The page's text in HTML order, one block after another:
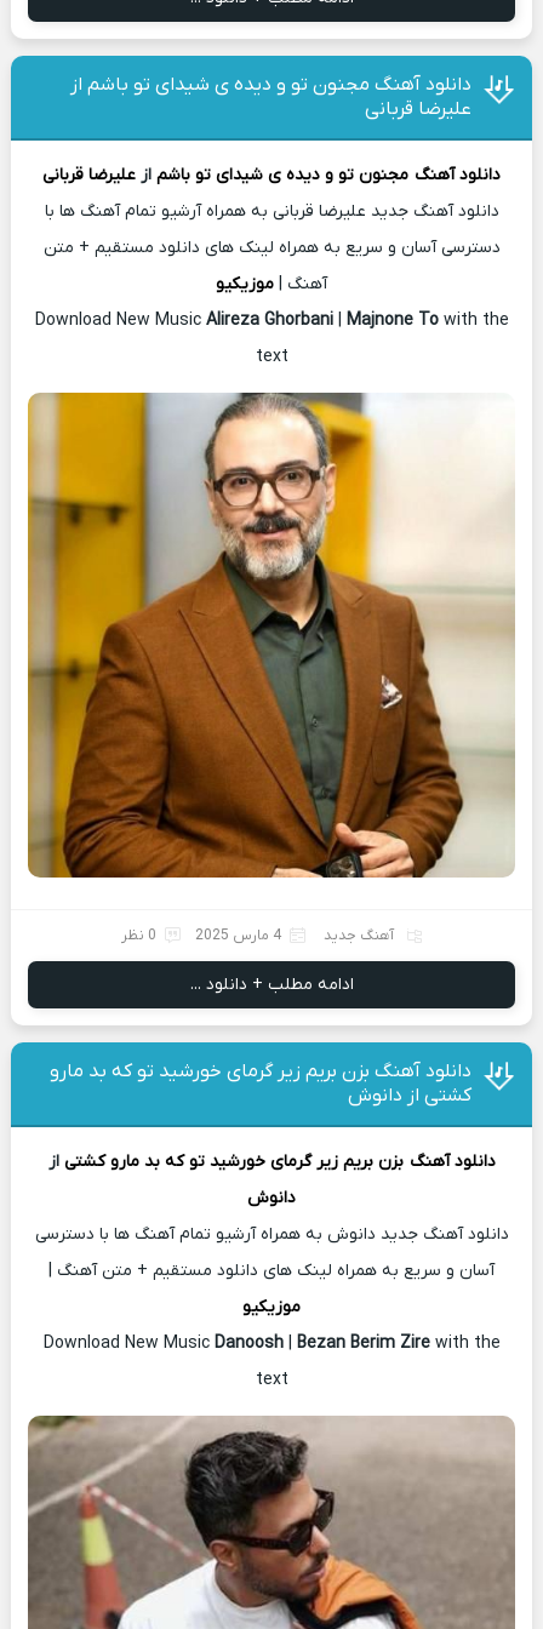
دانلود آهنگ ﻣﺠﻨﻮن ﺗﻮ و دﻳﺪه ی ﺷﻴﺪای ﺗﻮ ﺑﺎﺷﻢ از
علیرضا قربانی
دانلود آهنگ ﻣﺠﻨﻮن ﺗﻮ و دﻳﺪه ی ﺷﻴﺪای ﺗﻮ ﺑﺎﺷﻢ از علیرضا قربانی
دانلود آهنگ جدید علیرضا قربانی به همراه آرشیو تمام آهنگ ها با
دسترسی آسان و سریع به همراه لینک های دانلود مستقیم + متن
آهنگ | موزیکیو
Download New Music Alireza Ghorbani| Majnone To with the
text
آهنگ جدید 4 مارس 2025 0 نظر
ادامه مطلب + دانلود ...
دانلود آهنگ بزن بریم زیر گرمای خورشید تو که بد مارو
کشتی از دانوش
دانلود آهنگ بزن بریم زیر گرمای خورشید تو که بد مارو کشتی از
دانوش
دانلود آهنگ جدید دانوش به همراه آرشیو تمام آهنگ ها با دسترسی
آسان و سریع به همراه لینک های دانلود مستقیم + متن آهنگ |
موزیکیو
Download New Music Danoosh| Bezan Berim Zire with the
text